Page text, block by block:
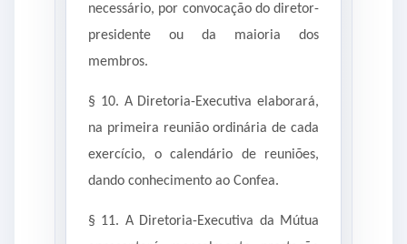
necessário, por convocação do diretor-
presidente ou da maioria dos
membros.
§ 10. A Diretoria-Executiva elaborará,
na primeira reunião ordinária de cada
exercício, o calendário de reuniões,
dando conhecimento ao Confea.
§ 11. A Diretoria-Executiva da Mútua